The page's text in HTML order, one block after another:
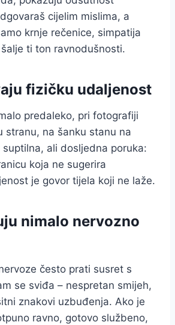
cijelim mislima, a
krnje rečenice, simpatija
ti ton ravnodušnosti.
fizičku udaljenost
predaleko, pri fotografiji
stranu, na šanku stanu na
suptilna, ali dosljedna poruka:
koja ne sugerira
je govor tijela koji ne laže.
nimalo nervozno
često prati susret s
se sviđa – nespretan smijeh,
znakovi uzbuđenja. Ako je
ravno, gotovo službeno,